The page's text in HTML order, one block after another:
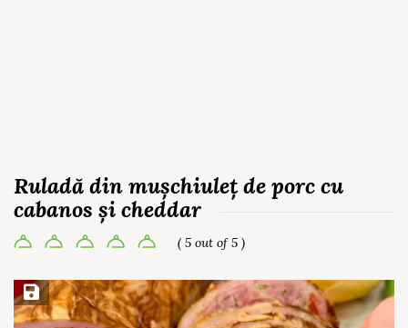
Ruladă din mușchiuleț de porc cu
cabanos și cheddar
( 5 out of 5 )
Save Recipe